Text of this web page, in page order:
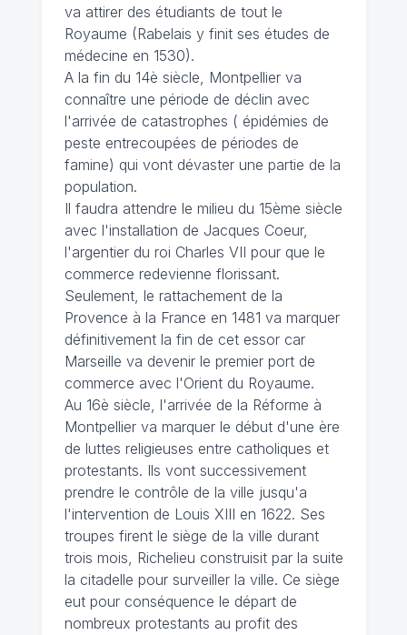
va attirer des étudiants de tout le
Royaume (Rabelais y finit ses études de
médecine en 1530).
A la fin du 14è siècle, Montpellier va
connaître une période de déclin avec
l'arrivée de catastrophes ( épidémies de
peste entrecoupées de périodes de
famine) qui vont dévaster une partie de la
population.
Il faudra attendre le milieu du 15ème siècle
avec l'installation de Jacques Coeur,
l'argentier du roi Charles VII pour que le
commerce redevienne florissant.
Seulement, le rattachement de la
Provence à la France en 1481 va marquer
définitivement la fin de cet essor car
Marseille va devenir le premier port de
commerce avec l'Orient du Royaume.
Au 16è siècle, l'arrivée de la Réforme à
Montpellier va marquer le début d'une ère
de luttes religieuses entre catholiques et
protestants. Ils vont successivement
prendre le contrôle de la ville jusqu'a
l'intervention de Louis XIII en 1622. Ses
troupes firent le siège de la ville durant
trois mois, Richelieu construisit par la suite
la citadelle pour surveiller la ville. Ce siège
eut pour conséquence le départ de
nombreux protestants au profit des